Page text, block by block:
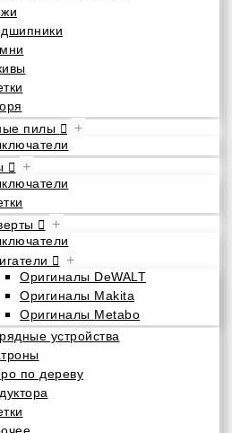
пилы
+
+
+
+
Оригиналы DeWALT
Оригиналы Makita
Оригиналы Metabo
устройства
по дереву